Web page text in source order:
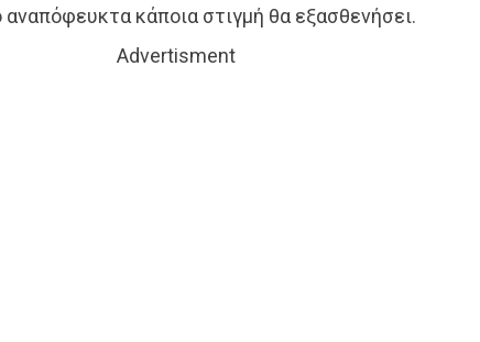
κάποια στιγμή θα εξασθενήσει.
Advertisment